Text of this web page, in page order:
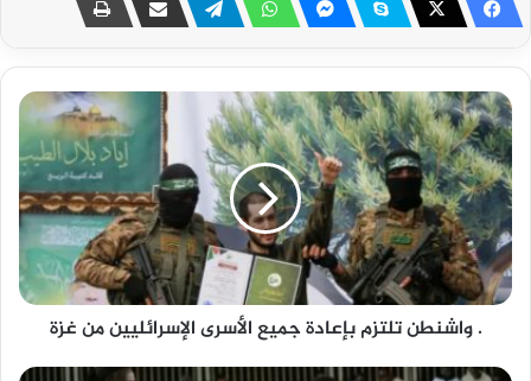
. واشنطن تلتزم بإعادة جميع الأسرى الإسرائليين من غزة